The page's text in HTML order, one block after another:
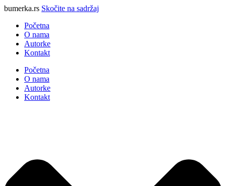
bumerka.rs Skočite na sadržaj
Početna
O nama
Autorke
Kontakt
Početna
O nama
Autorke
Kontakt